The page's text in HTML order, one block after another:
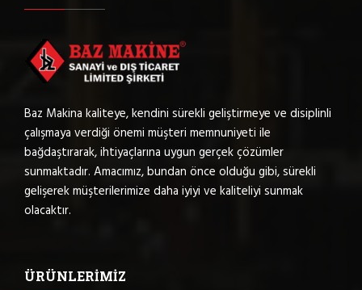
Baz Makina kaliteye, kendini sürekli geliştirmeye ve disiplinli
çalışmaya verdiği önemi müşteri memnuniyeti ile
bağdaştırarak, ihtiyaçlarına uygun gerçek çözümler
sunmaktadır. Amacımız, bundan önce olduğu gibi, sürekli
gelişerek müşterilerimize daha iyiyi ve kaliteliyi sunmak
olacaktır.
ÜRÜNLERIMIZ